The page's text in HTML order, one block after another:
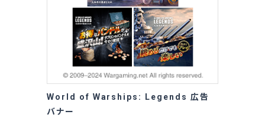
World of Warships: Legends 広告
バナー